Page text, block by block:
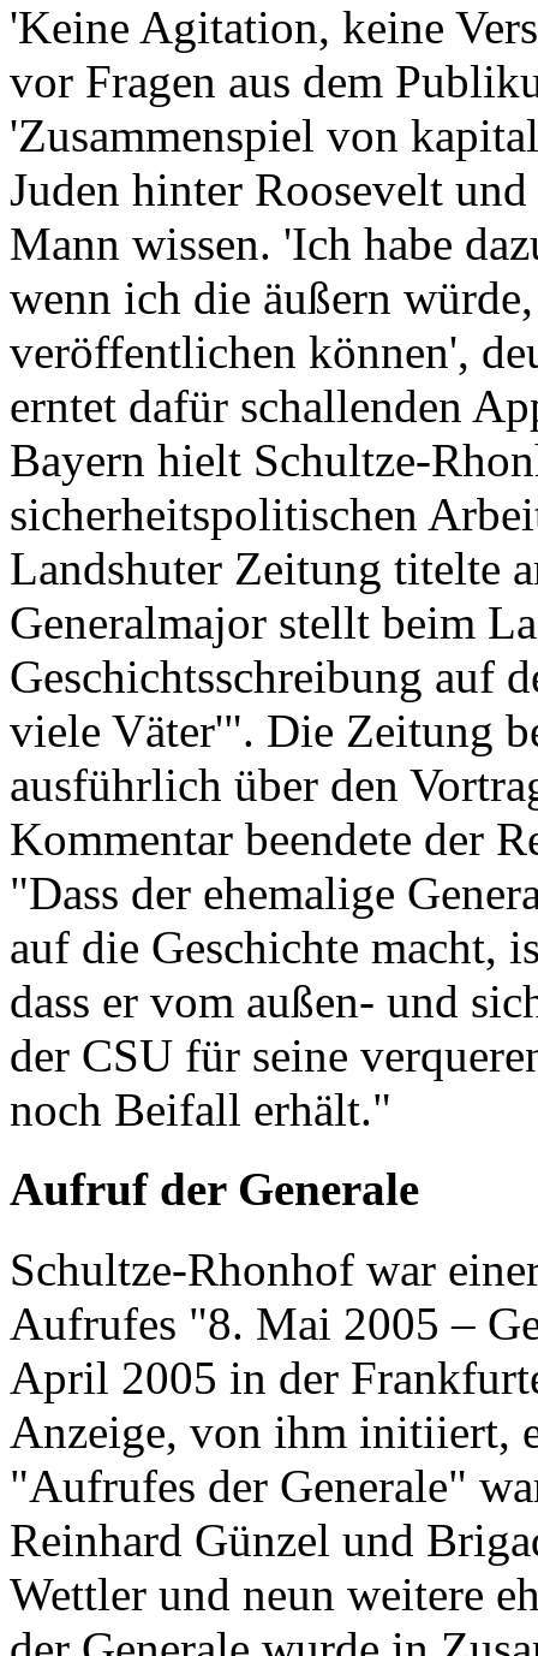
'Keine Agitation, keine
vor Fragen aus dem
'Zusammenspiel von
Juden hinter Roosevelt
Mann wissen. 'Ich habe
wenn ich die äußern
veröffentlichen können',
erntet dafür schallenden
Bayern hielt Schultze-
sicherheitspolitischen
Landshuter Zeitung titelte
Generalmajor stellt beim
Geschichtsschreibung auf
viele Väter'". Die Zeitung
ausführlich über den
Kommentar beendete der
"Dass der ehemalige
auf die Geschichte macht,
dass er vom außen- und
der CSU für seine
noch Beifall erhält."
Aufruf der Generale
Schultze-Rhonhof war
Aufrufes "8. Mai 2005 –
April 2005 in der
Anzeige, von ihm initiiert,
"Aufrufes der Generale"
Reinhard Günzel und
Wettler und neun weitere